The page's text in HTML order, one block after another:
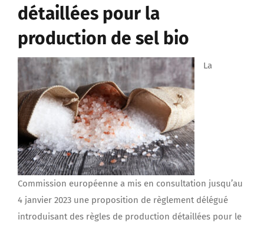
détaillées pour la
production de sel bio
La
Commission européenne a mis en consultation jusqu’au
4 janvier 2023 une proposition de règlement délégué
introduisant des règles de production détaillées pour le